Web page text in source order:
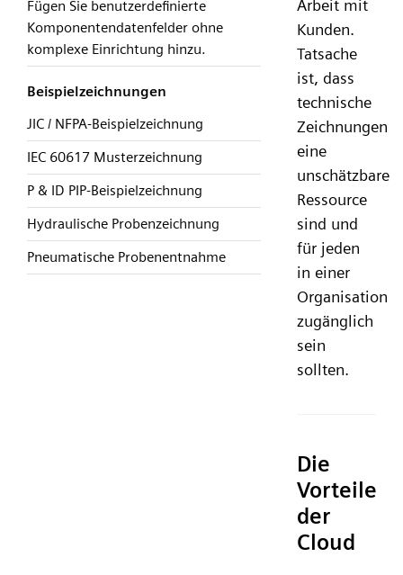
Fügen Sie benutzerdefinierte
Komponentendatenfelder ohne
komplexe Einrichtung hinzu.
Beispielzeichnungen
JIC / NFPA-Beispielzeichnung
IEC 60617 Musterzeichnung
P & ID PIP-Beispielzeichnung
Hydraulische Probenzeichnung
Pneumatische Probenentnahme
Arbeit mit
Kunden.
Tatsache
ist, dass
technische
Zeichnungen
eine
unschätzbare
Ressource
sind und
für jeden
in einer
Organisation
zugänglich
sein
sollten.
Die
Vorteile
der
Cloud